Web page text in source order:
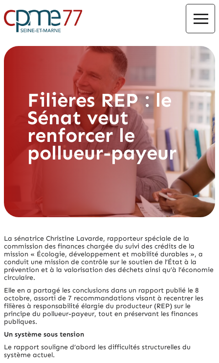
Filières REP : le
Sénat veut
renforcer le
pollueur-payeur
La sénatrice Christine Lavarde, rapporteur spéciale de la
commission des finances chargée du suivi des crédits de la
mission « Écologie, développement et mobilité durables », a
conduit une mission de contrôle sur le soutien de l’État à la
prévention et à la valorisation des déchets ainsi qu’à l’économie
circulaire.
Elle en a partagé les conclusions dans un rapport publié le 8
octobre, assorti de 7 recommandations visant à recentrer les
filières à responsabilité élargie du producteur (REP) sur le
principe du pollueur-payeur, tout en préservant les finances
publiques.
Un système sous tension
Le rapport souligne d’abord les difficultés structurelles du
système actuel.